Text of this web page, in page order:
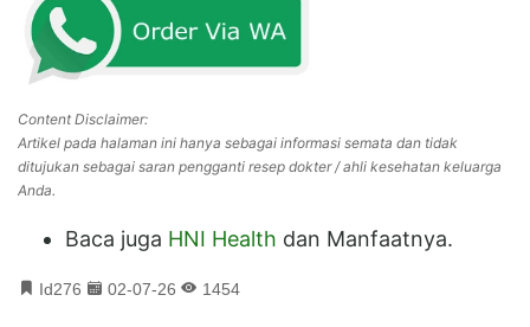
Content Disclaimer:
Artikel pada halaman ini hanya sebagai informasi semata dan tidak
ditujukan sebagai saran pengganti resep dokter / ahli kesehatan keluarga
Anda.
Baca juga HNI Health dan Manfaatnya.
Id276 02-07-26 1454